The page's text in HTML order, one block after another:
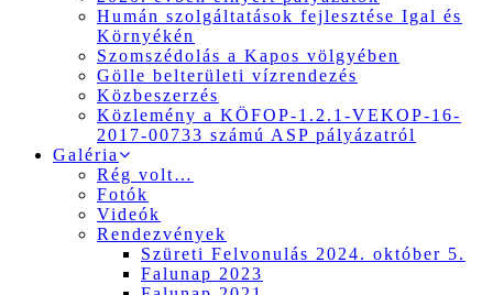
Humán szolgáltatások fejlesztése Igal és
Környékén
Szomszédolás a Kapos völgyében
Gölle belterületi vízrendezés
Közbeszerzés
Közlemény a KÖFOP-1.2.1-VEKOP-16-
2017-00733 számú ASP pályázatról
Galéria
Rég volt…
Fotók
Videók
Rendezvények
Szüreti Felvonulás 2024. október 5.
Falunap 2023